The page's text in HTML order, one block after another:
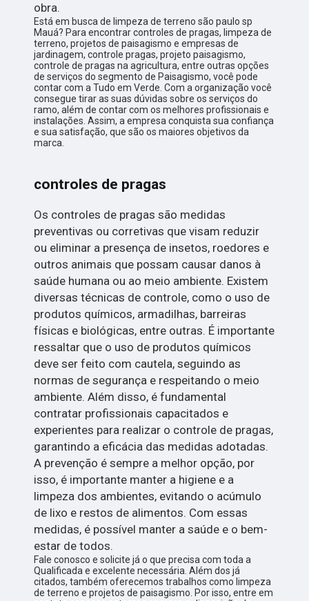
obra.
Está em busca de limpeza de terreno são paulo sp
Mauá? Para encontrar controles de pragas, limpeza de
terreno, projetos de paisagismo e empresas de
jardinagem, controle pragas, projeto paisagismo,
controle de pragas na agricultura, entre outras opções
de serviços do segmento de Paisagismo, você pode
contar com a Tudo em Verde. Com a organização você
consegue tirar as suas dúvidas sobre os serviços do
ramo, além de contar com os melhores profissionais e
instalações. Assim, a empresa conquista sua confiança
e sua satisfação, que são os maiores objetivos da
marca.
controles de pragas
Os controles de pragas são medidas
preventivas ou corretivas que visam reduzir
ou eliminar a presença de insetos, roedores e
outros animais que possam causar danos à
saúde humana ou ao meio ambiente. Existem
diversas técnicas de controle, como o uso de
produtos químicos, armadilhas, barreiras
físicas e biológicas, entre outras. É importante
ressaltar que o uso de produtos químicos
deve ser feito com cautela, seguindo as
normas de segurança e respeitando o meio
ambiente. Além disso, é fundamental
contratar profissionais capacitados e
experientes para realizar o controle de pragas,
garantindo a eficácia das medidas adotadas.
A prevenção é sempre a melhor opção, por
isso, é importante manter a higiene e a
limpeza dos ambientes, evitando o acúmulo
de lixo e restos de alimentos. Com essas
medidas, é possível manter a saúde e o bem-
estar de todos.
Fale conosco e solicite já o que precisa com toda a
Qualificada e excelente necessária. Além dos já
citados, também oferecemos trabalhos como limpeza
de terreno e projetos de paisagismo. Por isso, entre em